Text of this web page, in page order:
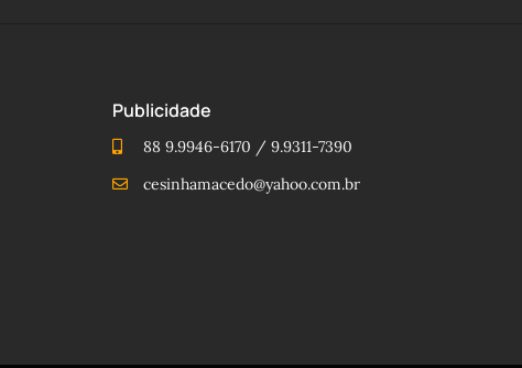
Publicidade
88 9.9946-6170 / 9.9311-7390
cesinhamacedo@yahoo.com.br